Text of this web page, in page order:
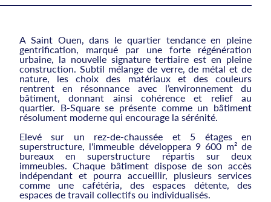
A Saint Ouen, dans le quartier tendance en pleine
gentrification, marqué par une forte régénération
urbaine, la nouvelle signature tertiaire est en pleine
construction. Subtil mélange de verre, de métal et de
nature, les choix des matériaux et des couleurs
rentrent en résonnance avec l’environnement du
bâtiment, donnant ainsi cohérence et relief au
quartier. B-Square se présente comme un bâtiment
résolument moderne qui encourage la sérénité.
Elevé sur un rez-de-chaussée et 5 étages en
superstructure, l'immeuble développera 9 600 m² de
bureaux en superstructure répartis sur deux
immeubles. Chaque bâtiment dispose de son accès
indépendant et pourra accueillir, plusieurs services
comme une cafétéria, des espaces détente, des
espaces de travail collectifs ou individualisés.